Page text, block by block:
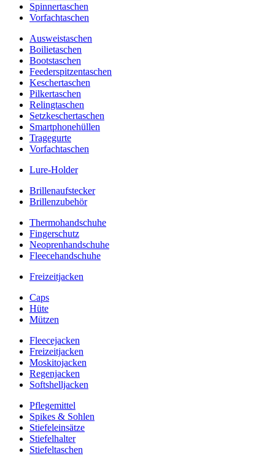
Spinnertaschen
Vorfachtaschen
Ausweistaschen
Boilietaschen
Bootstaschen
Feederspitzentaschen
Keschertaschen
Pilkertaschen
Relingtaschen
Setzkeschertaschen
Smartphonehüllen
Tragegurte
Vorfachtaschen
Lure-Holder
Brillenaufstecker
Brillenzubehör
Thermohandschuhe
Fingerschutz
Neoprenhandschuhe
Fleecehandschuhe
Freizeitjacken
Caps
Hüte
Mützen
Fleecejacken
Freizeitjacken
Moskitojacken
Regenjacken
Softshelljacken
Pflegemittel
Spikes & Sohlen
Stiefeleinsätze
Stiefelhalter
Stiefeltaschen